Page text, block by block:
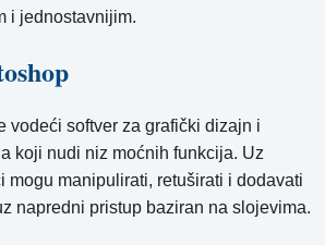
i jednostavnijim.
vodeći softver za grafički dizajn i
koji nudi niz moćnih funkcija. Uz
mogu manipulirati, retuširati i dodavati
napredni pristup baziran na slojevima.